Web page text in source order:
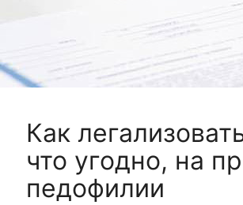
Как
что угодно, на
педофилии